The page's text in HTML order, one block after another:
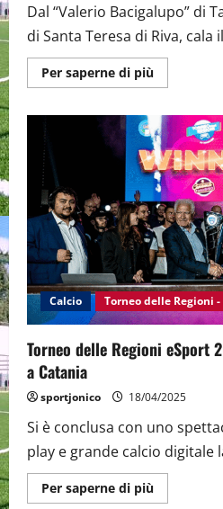
Dal “Valerio Bacigalupo” di
di Santa Teresa di Riva, cala
Per saperne di piùMaggiori
informazioni
Sicilia:
trionfano
Lazio,
Lombardia
e
Friuli.
Nell’U17
e
nel
Femminile
trionfo
lombardo
Calcio Torneo delle Regioni
Torneo delle Regioni eSport
a Catania
sportjonico 18/04/2025
Si è conclusa con uno
play e grande calcio digitale
Per saperne di piùMaggiori
informazioni